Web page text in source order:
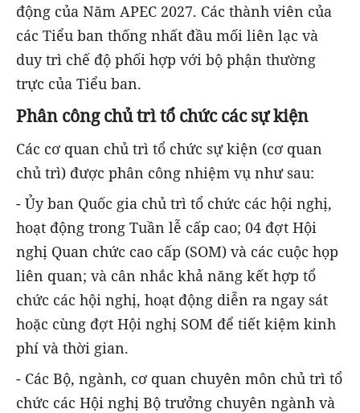
động của Năm APEC 2027. Các thành viên của
các Tiểu ban thống nhất đầu mối liên lạc và
duy trì chế độ phối hợp với bộ phận thường
trực của Tiểu ban.
Phân công chủ trì tổ chức các sự kiện
Các cơ quan chủ trì tổ chức sự kiện (cơ quan
chủ trì) được phân công nhiệm vụ như sau:
- Ủy ban Quốc gia chủ trì tổ chức các hội nghị,
hoạt động trong Tuần lễ cấp cao; 04 đợt Hội
nghị Quan chức cao cấp (SOM) và các cuộc họp
liên quan; và cân nhắc khả năng kết hợp tổ
chức các hội nghị, hoạt động diễn ra ngay sát
hoặc cùng đợt Hội nghị SOM để tiết kiệm kinh
phí và thời gian.
- Các Bộ, ngành, cơ quan chuyên môn chủ trì tổ
chức các Hội nghị Bộ trưởng chuyên ngành và